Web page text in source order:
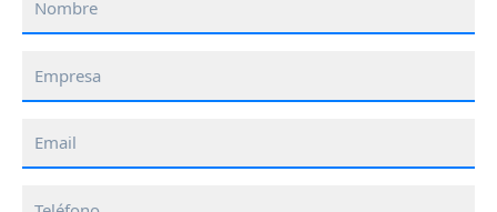
Email
Teléfono